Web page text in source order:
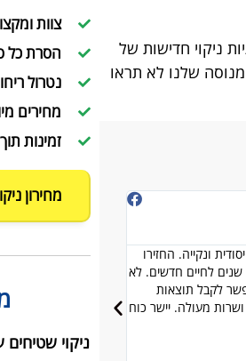
ניקוי חדישות של
שלנו לא תראו
היחס האמינות יצא
חדשה.תודה רבה
Yuval Nissim



אחרי שראיתי את
ששמו מתן, קיבלתי
לי טסט לספה ויצא
צוות
הסרת כל
נטרול
מחירים
זמינות תוך 24 שעות
מחירון
ניקוי